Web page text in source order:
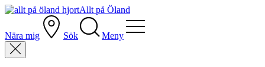
Allt på Öland
Nära mig Sök Meny